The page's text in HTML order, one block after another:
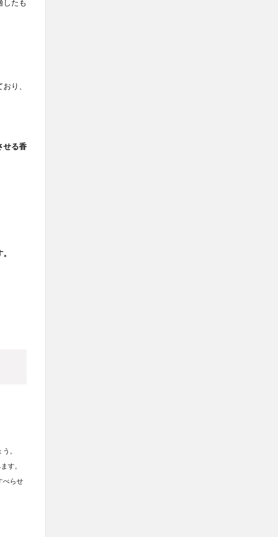
したも
り、
せる香
。
す。
べらせ